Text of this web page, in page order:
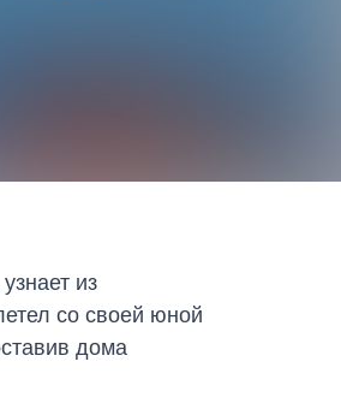
из
со своей юной
дома